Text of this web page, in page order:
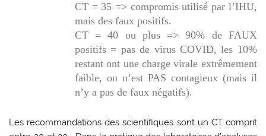
CT = 35 => compromis utilisé par l’IHU,
mais des faux positifs.
CT = 40 ou plus => 90% de FAUX
positifs = pas de virus COVID, les 10%
restant ont une charge virale extrêmement
faible, on n’est PAS contagieux (mais il
n’y a pas de faux négatifs).
Les recommandations des scientifiques sont un CT comprit